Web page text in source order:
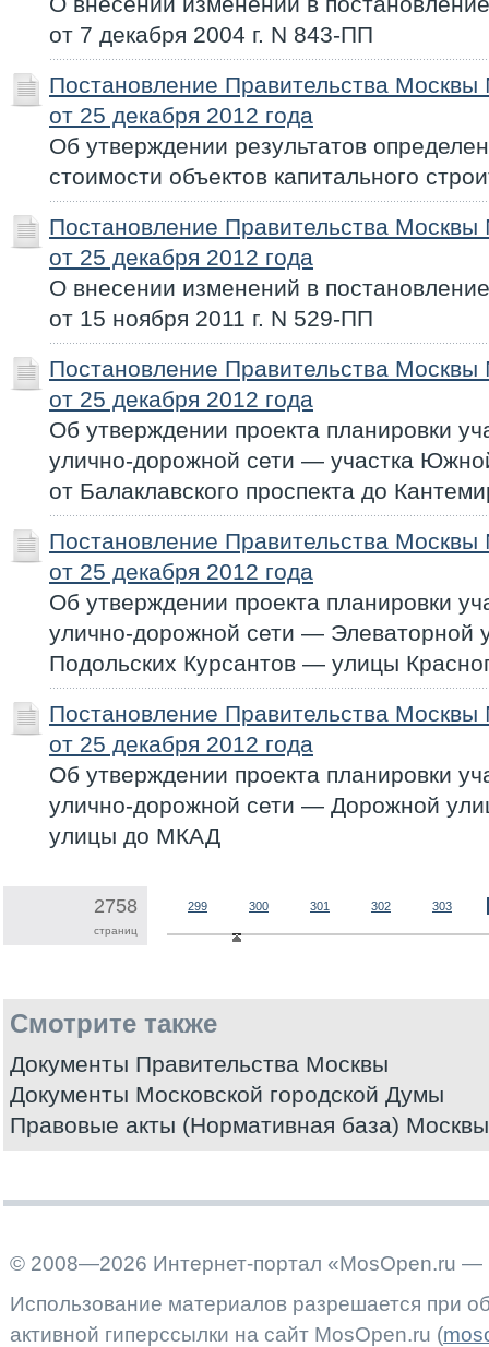
от 7 декабря 2004 г. N 843-ПП
Постановление Правительства
от 25 декабря 2012 года
Об утверждении результатов
стоимости объектов капитального
Постановление Правительства
от 25 декабря 2012 года
О внесении изменений в
от 15 ноября 2011 г. N 529-ПП
Постановление Правительства
от 25 декабря 2012 года
Об утверждении проекта планировки
улично-дорожной сети — участка
от Балаклавского проспекта до
Постановление Правительства
от 25 декабря 2012 года
Об утверждении проекта планировки
улично-дорожной сети —
Подольских Курсантов — улицы
Постановление Правительства
от 25 декабря 2012 года
Об утверждении проекта планировки
улично-дорожной сети — Дорожной
улицы до МКАД
2758
страниц
299 300 301 302 303
Смотрите также
Документы Правительства Москвы
Документы Московской городской Думы
Правовые акты (Нормативная база) Москвы
© 2008—2026 Интернет-портал «MosOpen.ru —
Использование материалов разрешается при
активной гиперссылки на сайт MosOpen.ru (